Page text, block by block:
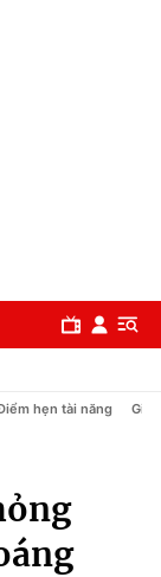
hẹn tài năng Giải